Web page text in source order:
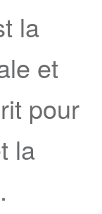
la
et
pour
la